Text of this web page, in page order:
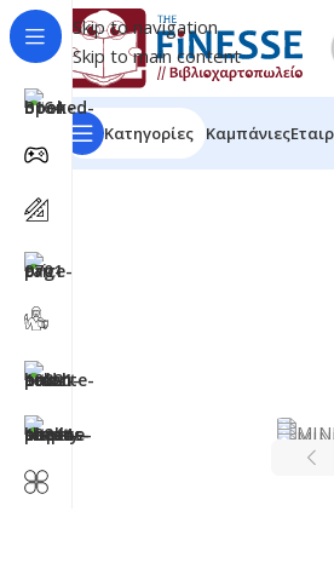
Skip to navigation
Skip to main content
Κατηγορίες Καμπάνιες
HOME/SHOP